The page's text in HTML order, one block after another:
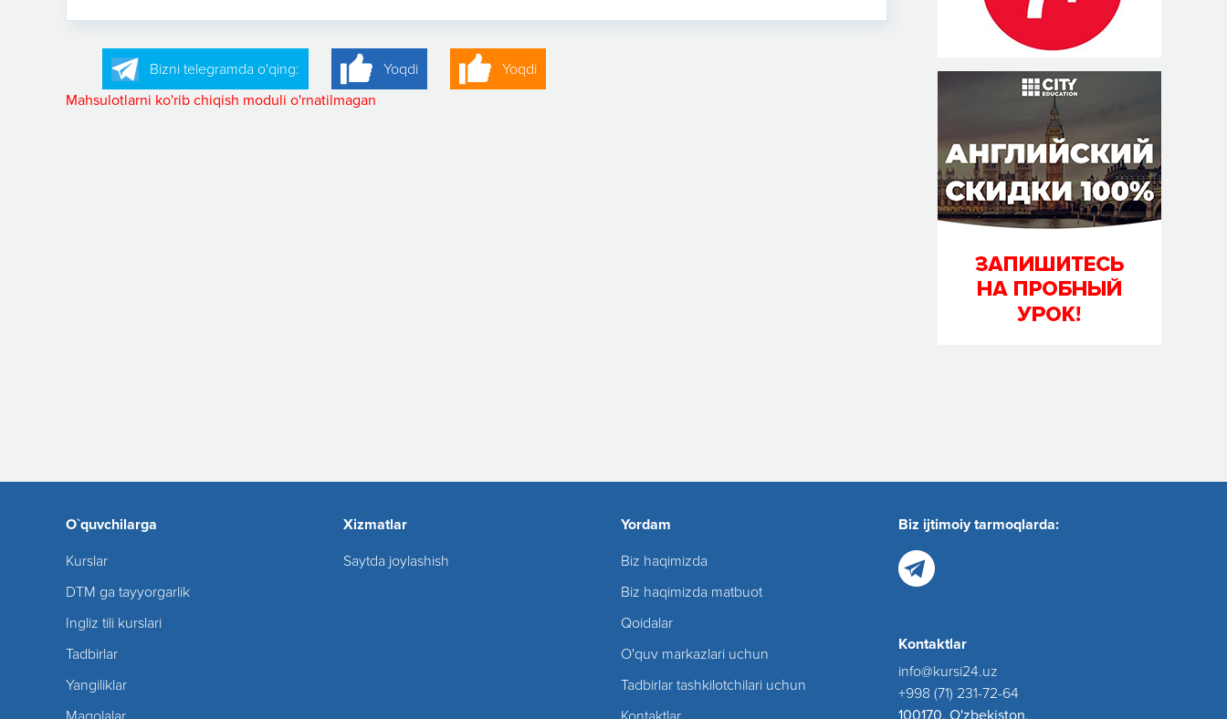
Bizni telegramda o'qing: Yoqdi
Yoqdi
Mahsulotlarni ko'rib chiqish moduli o'rnatilmagan
O`quvchilarga
Kurslar
DTM ga tayyorgarlik
Ingliz tili kurslari
Tadbirlar
Yangiliklar
Xizmatlar
Saytda joylashish
Yordam
Biz haqimizda
Biz haqimizda matbuot
Qoidalar
O'quv markazlari uchun
Tadbirlar tashkilotchilari uchun
Biz ijtimoiy tarmoqlarda:
Kontaktlar
info@kursi24.uz
+998 (71) 231-72-64
100170, O'zbekiston,